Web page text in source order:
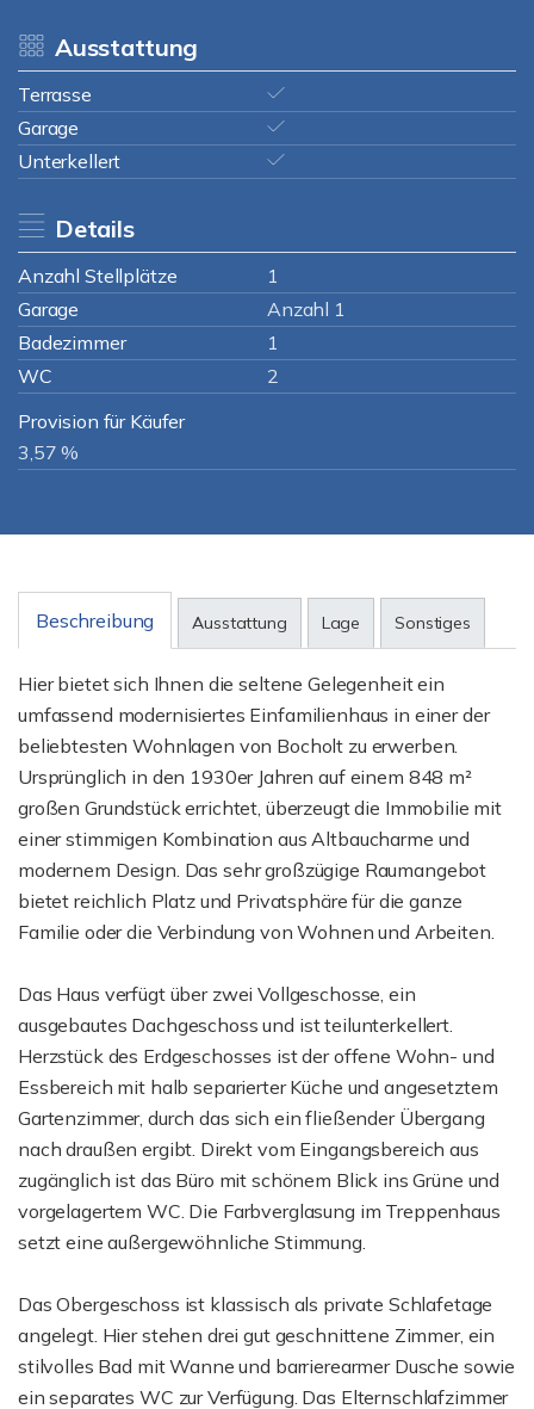
Ausstattung
Terrasse
Garage
Unterkellert
Details
Anzahl Stellplätze
1
Garage
Anzahl 1
Badezimmer
1
WC
2
Provision für Käufer
3,57 %
Beschreibung Ausstattung Lage Sonstiges
Hier bietet sich Ihnen die seltene Gelegenheit ein
umfassend modernisiertes Einfamilienhaus in einer der
beliebtesten Wohnlagen von Bocholt zu erwerben.
Ursprünglich in den 1930er Jahren auf einem 848 m²
großen Grundstück errichtet, überzeugt die Immobilie mit
einer stimmigen Kombination aus Altbaucharme und
modernem Design. Das sehr großzügige Raumangebot
bietet reichlich Platz und Privatsphäre für die ganze
Familie oder die Verbindung von Wohnen und Arbeiten.
Das Haus verfügt über zwei Vollgeschosse, ein
ausgebautes Dachgeschoss und ist teilunterkellert.
Herzstück des Erdgeschosses ist der offene Wohn- und
Essbereich mit halb separierter Küche und angesetztem
Gartenzimmer, durch das sich ein fließender Übergang
nach draußen ergibt. Direkt vom Eingangsbereich aus
zugänglich ist das Büro mit schönem Blick ins Grüne und
vorgelagertem WC. Die Farbverglasung im Treppenhaus
setzt eine außergewöhnliche Stimmung.
Das Obergeschoss ist klassisch als private Schlafetage
angelegt. Hier stehen drei gut geschnittene Zimmer, ein
stilvolles Bad mit Wanne und barrierearmer Dusche sowie
ein separates WC zur Verfügung. Das Elternschlafzimmer